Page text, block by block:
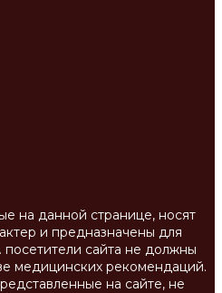
на данной странице, носят
и предназначены для
посетители сайта не должны
медицинских рекомендаций.
на сайте, не